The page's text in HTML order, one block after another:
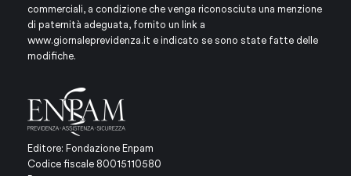
commerciali, a condizione che venga riconosciuta una menzione
di paternità adeguata, fornito un link a
www.giornaleprevidenza.it e indicato se sono state fatte delle
modifiche.
Editore: Fondazione Enpam
Codice fiscale 80015110580